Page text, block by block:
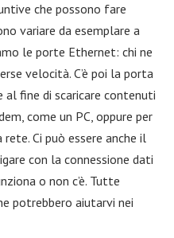
che possono fare
variare da esemplare a
le porte Ethernet: chi ne
velocità. C’è poi la porta
al fine di scaricare contenuti
come un PC, oppure per
Ci può essere anche il
con la connessione dati
o non c’è. Tutte
potrebbero aiutarvi nei